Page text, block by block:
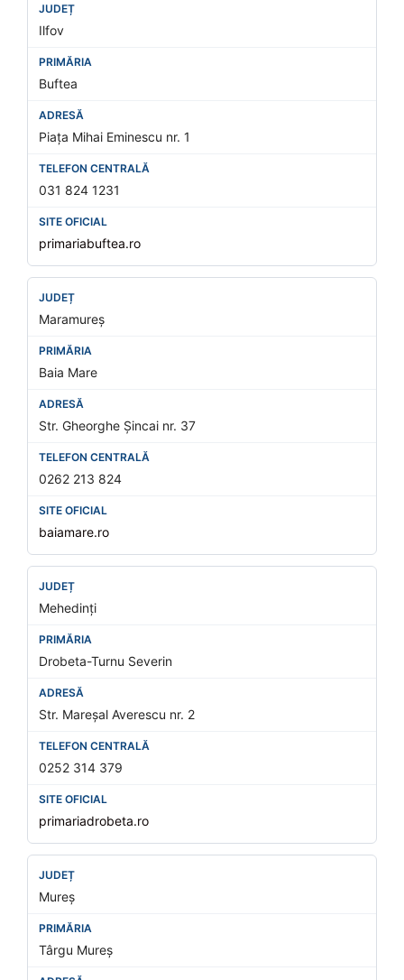
Ilfov
Buftea
Piața Mihai Eminescu nr. 1
031 824 1231
primariabuftea.ro
Maramureș
Baia Mare
Str. Gheorghe Șincai nr. 37
0262 213 824
baiamare.ro
Mehedinți
Drobeta-Turnu Severin
Str. Mareșal Averescu nr. 2
0252 314 379
primariadrobeta.ro
Mureș
Târgu Mureș